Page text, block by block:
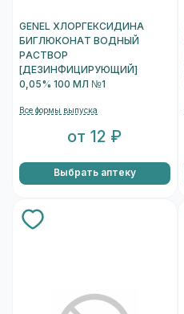
GENEL ХЛОРГЕКСИДИНА
БИГЛЮКОНАТ ВОДНЫЙ
РАСТВОР
[ДЕЗИНФИЦИРУЮЩИЙ]
0,05% 100 МЛ №1
Все формы выпуска
от 12 ₽
Выбрать аптеку